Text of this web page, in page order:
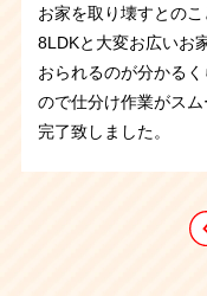
お家を取り壊すとの
8LDKと大変お広いお
おられるのが分かる
ので仕分け作業がス
完了致しました。
ご依頼を承りました。
新しい収納家具をご
た。マンションの5階
困難とのことでした
はスムーズに進み、
た。